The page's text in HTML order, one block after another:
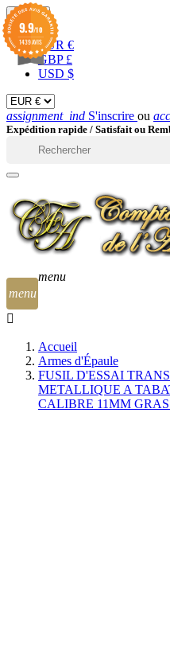
EUR 
EUR €
GBP £
USD $
assignment_ind S'inscrire ou
Expédition rapide / Satisfait ou
menu
menu
Accueil
Armes d'Épaule
FUSIL D'ESSAI
METALLIQUE A
CALIBRE 11MM
9.9/10
1439 AVIS